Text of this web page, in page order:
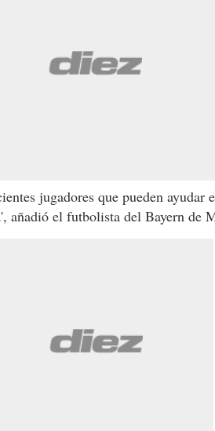
jugadores que pueden ayudar
añadió el futbolista del Bayern de